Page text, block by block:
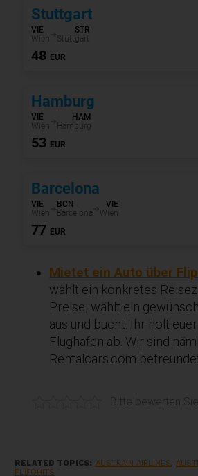
Mietet ein Auto über
wählt ein konkretes
Preise, wählt ein
aus und bucht. Ihr holt
Flughafen ab. Wir sind
Rentalcars.com
RELATED TOPICS: AUSTRAIN AIRLINES,
FLIPOHITS